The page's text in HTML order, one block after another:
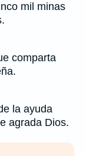
mil minas
comparta
la ayuda
agrada Dios.